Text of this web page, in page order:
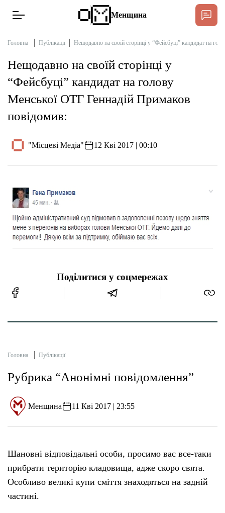
Новини
Публікації
Про нас
Бюджет
Тендери
Підтримати «місцевих»
Етичний кодекс
Підтримати
Менщина
Головна Публікації Нещодавно на своїй сторінці у “Фейсбуці” кандидат на
Нещодавно на своїй сторінці у
“Фейсбуці” кандидат на голову
Менської ОТГ Геннадій Примаков
повідомив:
"Місцеві Медіа" 12 Кві 2017 | 00:10
Поділитися у соцмережах
Головна Публікації
Рубрика “Анонімні повідомлення”
Менщина 11 Кві 2017 | 23:55
Шановні відповідальні особи, просимо вас все-таки
прибрати територію кладовища, адже скоро свята.
Особливо великі купи сміття знаходяться на задній
частині.